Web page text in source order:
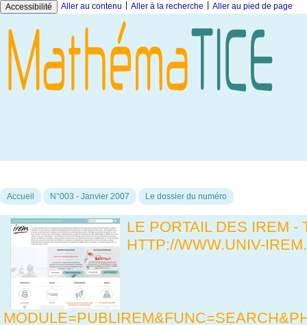
Accessibilité Aller au contenu Aller à la recherche Aller au pied de page
Accueil N°003 - Janvier 2007 Le dossier du numéro
LE PORTAIL DES IREM -
HTTP://WWW.UNIV-